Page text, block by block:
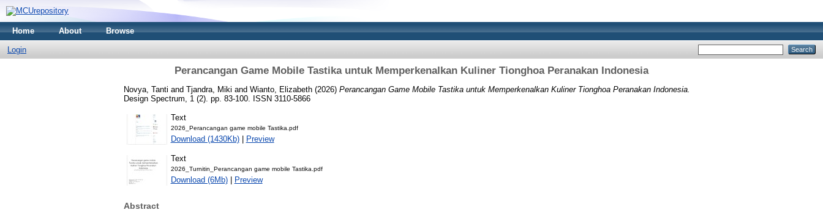
Home About Browse
Login
Perancangan Game Mobile Tastika untuk Memperkenalkan Kuliner Tionghoa Peranakan Indonesia
Novya, Tanti and Tjandra, Miki and Wianto, Elizabeth(2026) Perancangan Game Mobile Tastika untuk Memperkenalkan Kuliner Tionghoa Peranakan Indonesia.
Design Spectrum, 1 (2). pp. 83-100. ISSN 3110-5866
Text
2026_Perancangan game mobile Tastika.pdf
Download (1430Kb)| Preview
Text
2026_Turnitin_Perancangan game mobile Tastika.pdf
Download (6Mb)| Preview
Abstract